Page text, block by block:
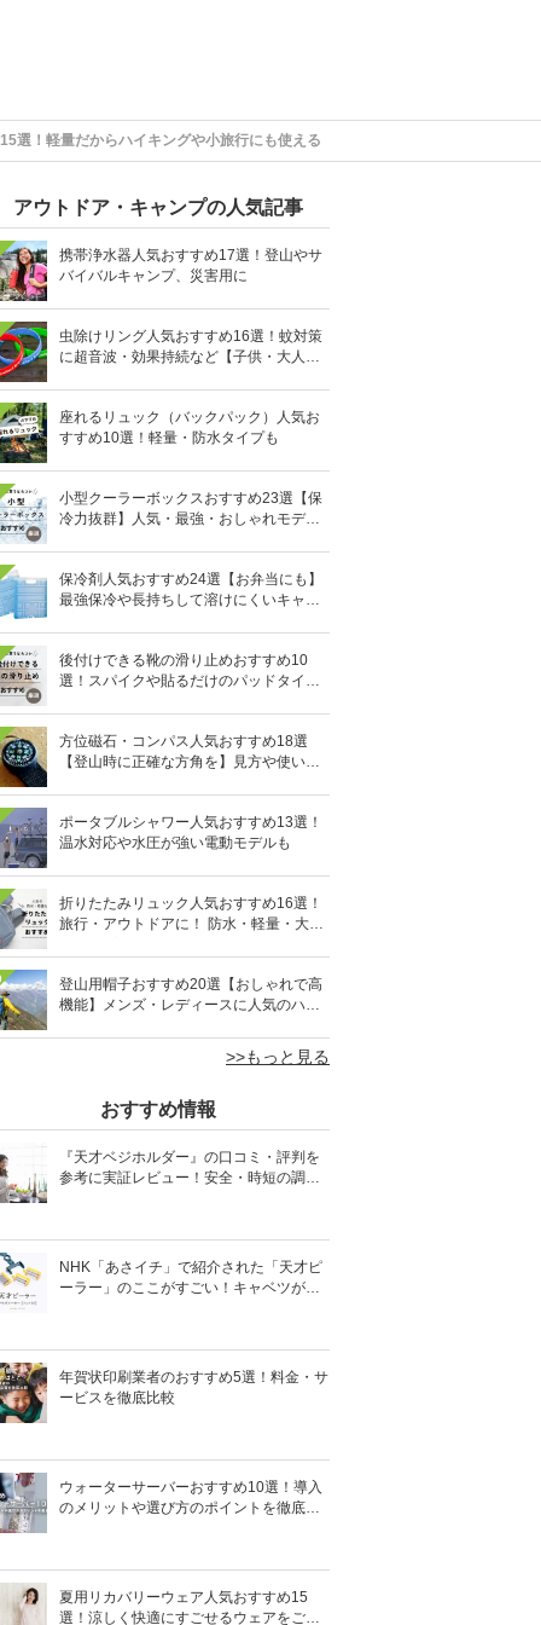
選！軽量だからハイキングや小旅行にも使える
アウトドア・キャンプの人気記事
携帯浄水器人気おすすめ17選！登山やサ
バイバルキャンプ、災害用に
虫除けリング人気おすすめ16選！蚊対策
に超音波・効果持続など【子供・大人用
座れるリュック（バックパック）人気お
すすめ10選！軽量・防水タイプも
小型クーラーボックスおすすめ23選【保
冷力抜群】人気・最強・おしゃれモデル
保冷剤人気おすすめ24選【お弁当にも】
最強保冷や長持ちして溶けにくいキャン
後付けできる靴の滑り止めおすすめ10
選！スパイクや貼るだけのパッドタイプ
方位磁石・コンパス人気おすすめ18選
【登山時に正確な方角を】見方や使い方
ポータブルシャワー人気おすすめ13選！
温水対応や水圧が強い電動モデルも
折りたたみリュック人気おすすめ16選！
旅行・アウトドアに！ 防水・軽量・大容
登山用帽子おすすめ20選【おしゃれで高
機能】メンズ・レディースに人気のハッ
>>もっと見る
おすすめ情報
『天才ベジホルダー』の口コミ・評判を
参考に実証レビュー！安全・時短の調理
NHK「あさイチ」で紹介された「天才ピ
ーラー」のここがすごい！キャベツがほ
年賀状印刷業者のおすすめ5選！料金・サ
ービスを徹底比較
ウォーターサーバーおすすめ10選！導入
のメリットや選び方のポイントを徹底解
夏用リカバリーウェア人気おすすめ15
選！涼しく快適にすごせるウェアをご紹